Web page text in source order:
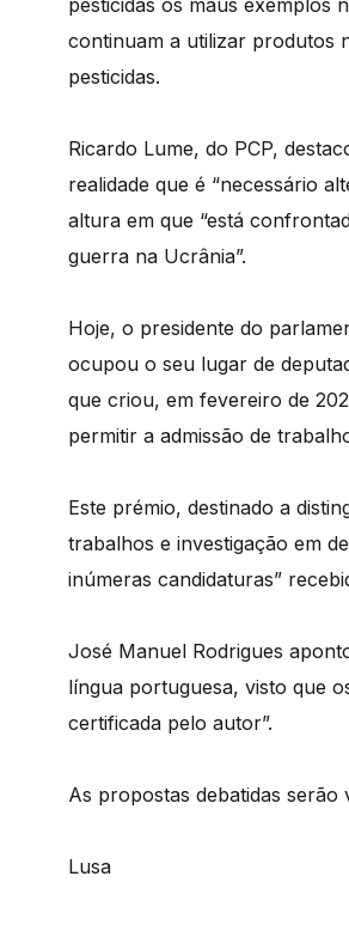
continuam a utilizar produtos
pesticidas.
Ricardo Lume, do PCP,
realidade que é “necessário
altura em que “está
guerra na Ucrânia”.
Hoje, o presidente do
ocupou o seu lugar de
que criou, em fevereiro de
permitir a admissão de
Este prémio, destinado a
trabalhos e investigação em
inúmeras candidaturas”
José Manuel Rodrigues
língua portuguesa, visto que
certificada pelo autor”.
As propostas debatidas
Lusa